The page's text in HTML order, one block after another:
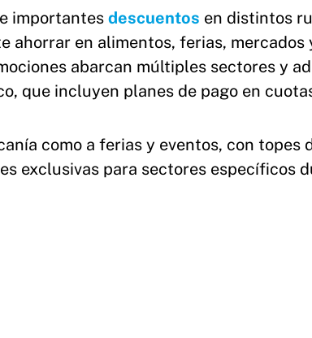
importantes descuentos en distintos
en alimentos, ferias, mercados
abarcan múltiples sectores y
que incluyen planes de pago en
como a ferias y eventos, con topes
exclusivas para sectores específicos